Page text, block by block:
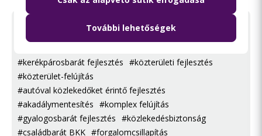
Élhetőbb és fenntarthatóbb lesz a
ferencvárosi Mester utca
#kerékpárosbarát fejlesztés #közterületi fejlesztés
#közterület-felújítás
#autóval közlekedőket érintő fejlesztés
#akadálymentesítés #komplex felújítás
#gyalogosbarát fejlesztés #közlekedésbiztonság
#családbarát BKK #forgalomcsillapítás
További lehetőségek